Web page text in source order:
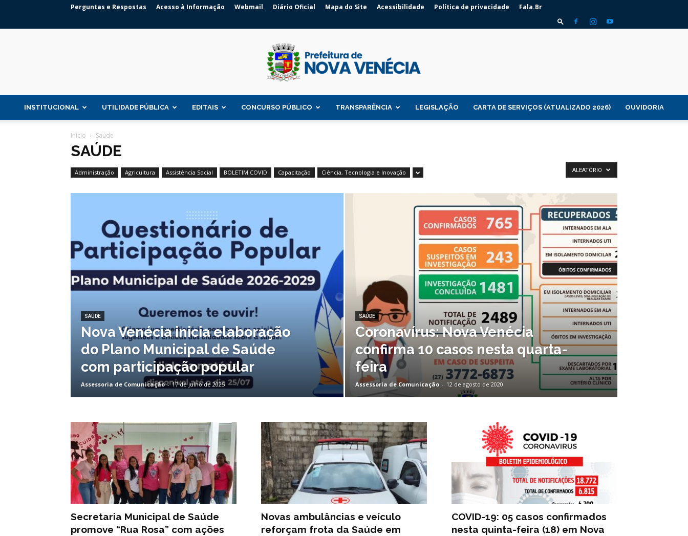
Perguntas e Respostas Acesso à Informação Webmail Diário Oficial Mapa do Site Acessibilidade Política de privacidade Fala.Br
Venécia
INSTITUCIONAL UTILIDADE PÚBLICA EDITAIS CONCURSO PÚBLICO TRANSPARÊNCIA LEGISLAÇÃO CARTA DE SERVIÇOS (ATUALIZADO 2026) OUVIDORIA
Início Saúde
SAÚDE
Administração Agricultura Assistência Social BOLETIM COVID Capacitação Ciência, Tecnologia e Inovação ALEATÓRIO
SAÚDE
Nova Venécia inicia elaboração
do Plano Municipal de Saúde
com participação popular
Assessoria de Comunicação - 17 de julho de 2025
SAÚDE
Coronavírus: Nova Venécia
confirma 10 casos nesta quarta-
feira
Assessoria de Comunicação - 12 de agosto de 2020
Secretaria Municipal de Saúde
promove “Rua Rosa” com ações
Novas ambulâncias e veículo
reforçam frota da Saúde em
COVID-19: 05 casos confirmados
nesta quinta-feira (18) em Nova